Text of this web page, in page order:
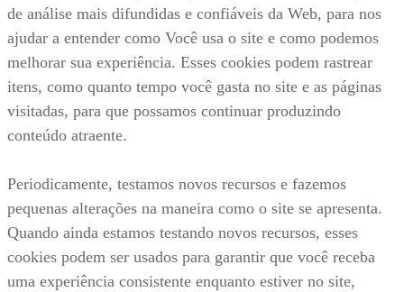
de análise mais difundidas e confiáveis da Web, para nos
ajudar a entender como Você usa o site e como podemos
melhorar sua experiência. Esses cookies podem rastrear
itens, como quanto tempo você gasta no site e as páginas
visitadas, para que possamos continuar produzindo
conteúdo atraente.
Periodicamente, testamos novos recursos e fazemos
pequenas alterações na maneira como o site se apresenta.
Quando ainda estamos testando novos recursos, esses
cookies podem ser usados para garantir que você receba
uma experiência consistente enquanto estiver no site,